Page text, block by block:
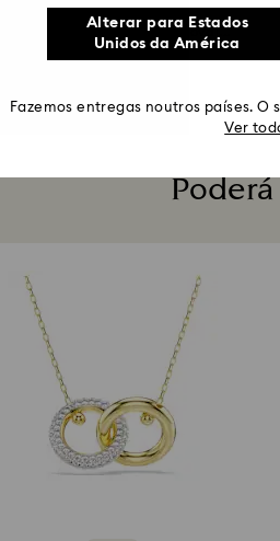
Pulseira Una
Lapidação redonda, Modelo oval...
Alterar para Estados
Unidos da América
Fazemos entregas noutros países.
Ver